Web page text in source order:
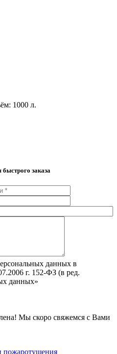
1000 л.
заказа
данных в
г. 152-ФЗ (в ред.
данных»
Мы скоро свяжемся с Вами
пожаротушения